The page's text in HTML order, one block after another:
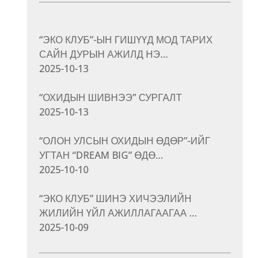
“ЭКО КЛУБ”-ЫН ГИШҮҮД МОД ТАРИХ
САЙН ДУРЫН АЖИЛД НЭ…
2025-10-13
“ОХИДЫН ШИВНЭЭ” СУРГАЛТ
2025-10-13
“ОЛОН УЛСЫН ОХИДЫН ӨДӨР”-ИЙГ
УГТАН “DREAM BIG” ӨДӨ…
2025-10-10
“ЭКО КЛУБ” ШИНЭ ХИЧЭЭЛИЙН
ЖИЛИЙН ҮЙЛ АЖИЛЛАГААГАА …
2025-10-09